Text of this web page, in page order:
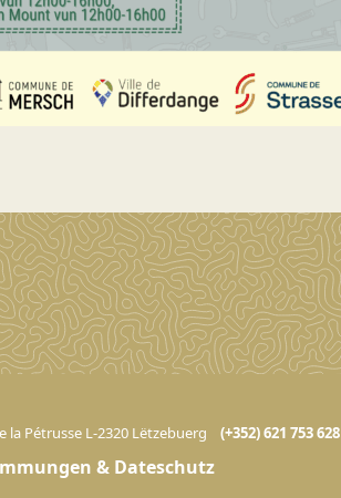
la Pétrusse L-2320 Lëtzebuerg (+352) 621 753 628
& Dateschutz